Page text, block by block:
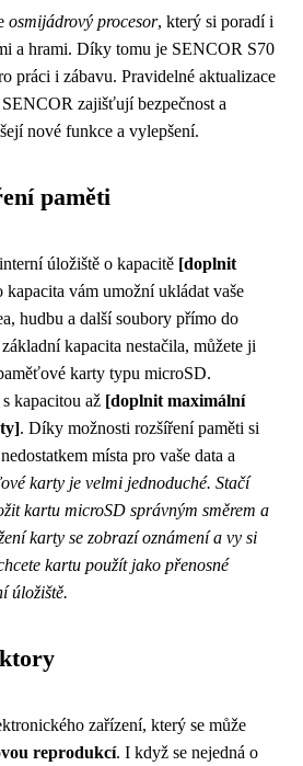
osmijádrový procesor, který si poradí i
a hrami. Díky tomu je SENCOR S70
práci i zábavu. Pravidelné aktualizace
zajišťují bezpečnost a
nové funkce a vylepšení.
paměti
úložiště o kapacitě [doplnit
kapacita vám umožní ukládat vaše
hudbu a další soubory přímo do
kapacita nestačila, můžete ji
karty typu microSD.
kapacitou až [doplnit maximální
. Díky možnosti rozšíření paměti si
místa pro vaše data a
karty je velmi jednoduché. Stačí
kartu microSD správným směrem a
karty se zobrazí oznámení a vy si
kartu použít jako přenosné
úložiště.
zařízení, který se může
reprodukcí. I když se nejedná o